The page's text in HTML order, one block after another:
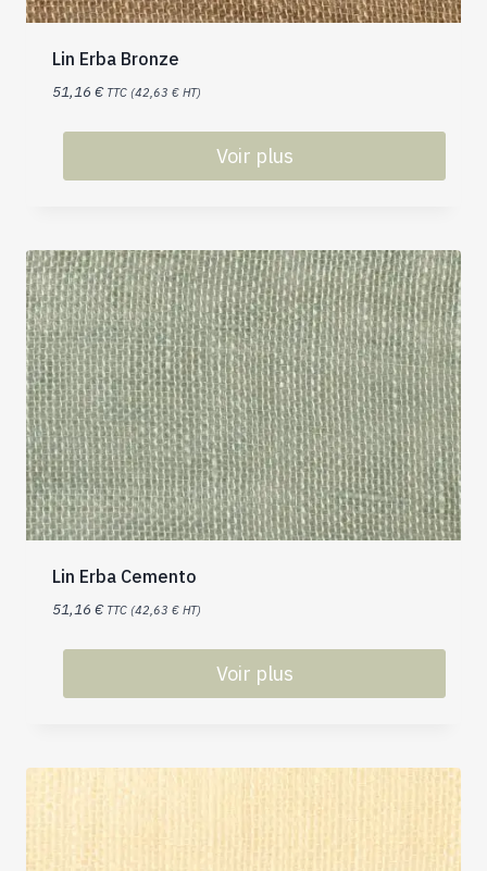
Lin Erba Bronze
51,16 € TTC (42,63 € HT)
Voir plus
Lin Erba Cemento
51,16 € TTC (42,63 € HT)
Voir plus